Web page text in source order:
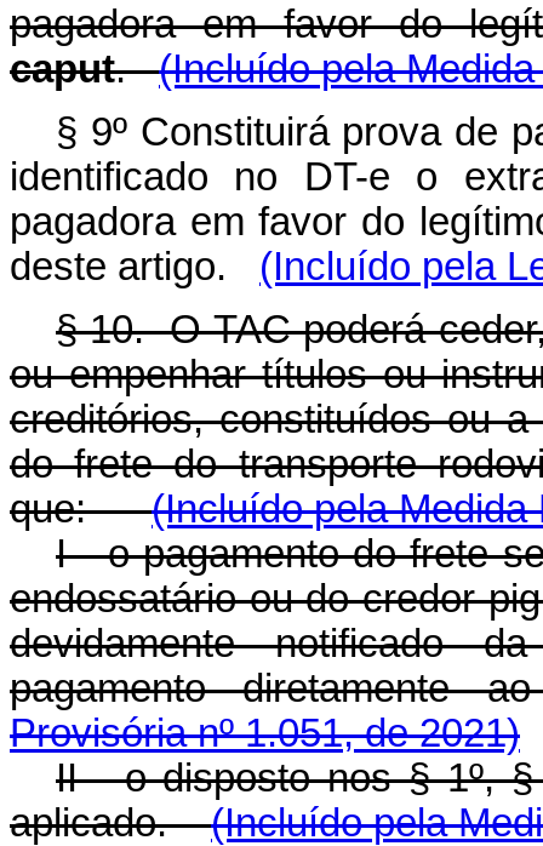
pagadora em favor do
caput.(Incluído pela
§ 9º Constituirá prova de
identificado no DT-e o
pagadora em favor do
deste artigo.
(Incluído pela
§ 10. O TAC poderá
ou empenhar títulos ou
creditórios, constituídos ou
do frete do transporte
que:(Incluído pela Medida
I - o pagamento do frete
endossatário ou do credor
devidamente notificado
pagamento diretamente
Provisória nº 1.051, de 2021)
II - o disposto nos § 1º,
aplicado.(Incluído pela